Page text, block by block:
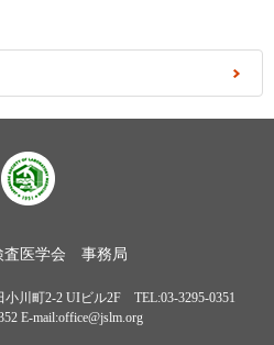
査医学会 事務局
小川町2-2 UIビル2F TEL:03-3295-0351
E-mail:office@jslm.org